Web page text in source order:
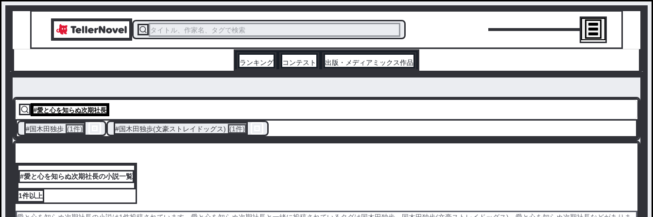
タイトル、作家名、タグで検索
ランキング コンテスト 出版・メディアミックス作品
#愛と心を知らぬ次期社長
#国木田独歩 (1件) #国木田独歩(文豪ストレイドッグス) (1件)
#愛と心を知らぬ次期社長の小説一覧
1件以上